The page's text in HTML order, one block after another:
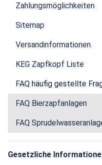
Zahlungsmöglichkeiten
Sitemap
Versandinformationen
KEG Zapfkopf Liste
FAQ häufig gestellte
FAQ Bierzapfanlagen
FAQ
Gesetzliche